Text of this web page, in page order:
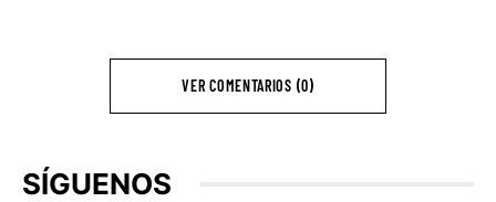
VER COMENTARIOS (0)
SÍGUENOS